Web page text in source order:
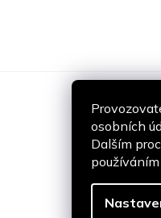
osobních
Dalším